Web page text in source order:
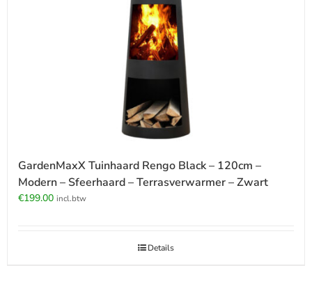
GardenMaxX Tuinhaard Rengo Black – 120cm –
Modern – Sfeerhaard – Terrasverwarmer – Zwart
€199.00 incl.btw
Details